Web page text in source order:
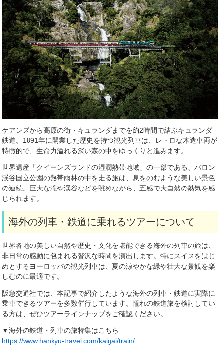
ケアンズから高原の街・キュランダまでを約2時間で結ぶキュランダ
鉄道。1891年に開業した歴史を持つ観光列車は、レトロな木造車両が
特徴的で、生命力溢れる深い森の中をゆっくりと進みます。
世界遺産「クイーンズランドの湿潤熱帯地域」の一部である、バロン
渓谷国立公園の熱帯雨林の中を走る旅は、息をのむような美しい景色
の連続。巨大な滝や渓谷などを眺めながら、五感で大自然の熱気を感
じられます。
海外の列車・鉄道に乗れるツアーについて
世界各地の美しい自然や歴史・文化を堪能できる海外の列車の旅は、
非日常の感動に包まれる贅沢な時間を演出します。特にスイスをはじ
めとするヨーロッパの観光列車は、夏の涼やかな緑や壮大な景観を楽
しむのに最適です。
阪急交通社では、本記事で紹介したような海外の列車・鉄道に実際に
乗車できるツアーを多数催行しています。憧れの鉄道旅を検討してい
る方は、ぜひツアーラインナップをご確認ください。
▼海外の鉄道・列車の旅特集はこちら
https://www.hankyu-travel.com/kaigai/train/